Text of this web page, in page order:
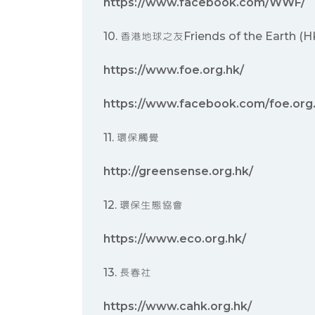
10. 香港地球之友Friends of the Earth
https://www.foe.org.hk/
https://www.facebook.com/
11. 環保觸覺
http://greensense.org.hk/
12. 環保生態協會
https://www.eco.org.hk/
13. 長春社
https://www.cahk.org.hk/